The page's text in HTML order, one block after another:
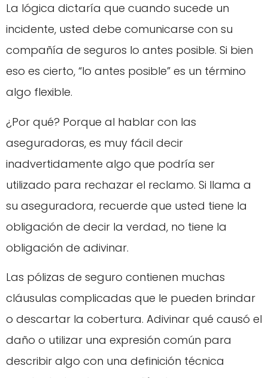
La lógica dictaría que cuando sucede un
incidente, usted debe comunicarse con su
compañía de seguros lo antes posible. Si bien
eso es cierto, “lo antes posible” es un término
algo flexible.
¿Por qué? Porque al hablar con las
aseguradoras, es muy fácil decir
inadvertidamente algo que podría ser
utilizado para rechazar el reclamo. Si llama a
su aseguradora, recuerde que usted tiene la
obligación de decir la verdad, no tiene la
obligación de adivinar.
Las pólizas de seguro contienen muchas
cláusulas complicadas que le pueden brindar
o descartar la cobertura. Adivinar qué causó el
daño o utilizar una expresión común para
describir algo con una definición técnica